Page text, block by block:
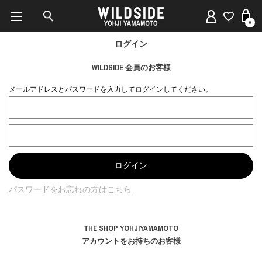
0
ログイン
WILDSIDE 会員のお客様
メールアドレスとパスワードを入力してログインしてください。
パスワードをお忘れの方はこちら
THE SHOP YOHJIYAMAMOTO
アカウントをお持ちのお客様